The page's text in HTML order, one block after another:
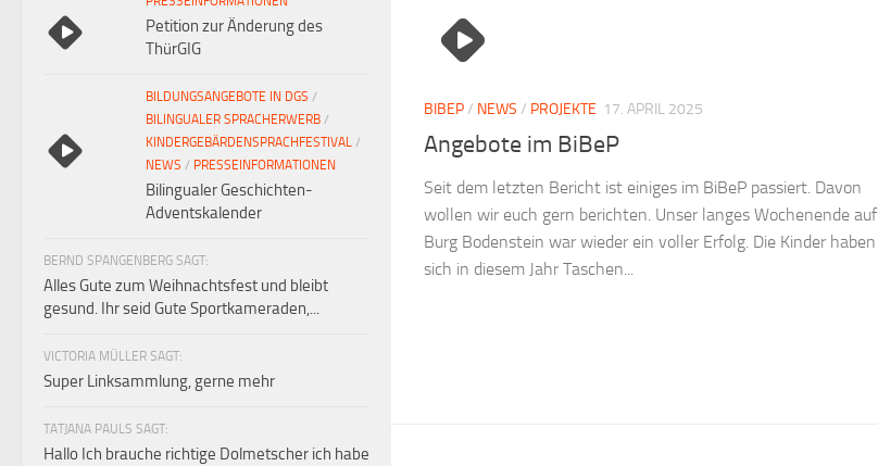
BIBEP/ NEWS / PROJEKTE 17. APRIL 2025
Angebote im BiBeP
Seit dem letzten Bericht ist einiges im BiBeP passiert. Davon
wollen wir euch gern berichten. Unser langes Wochenende auf
Burg Bodenstein war wieder ein voller Erfolg. Die Kinder haben
sich in diesem Jahr Taschen...
Petition zur Änderung des
ThürGIG
BILDUNGSANGEBOTE IN DGS /
BILINGUALER SPRACHERWERB /
KINDERGEBÄRDENSPRACHFESTIVAL /
NEWS / PRESSEINFORMATIONEN
Bilingualer Geschichten-
Adventskalender
BERND SPANGENBERG SAGT:
Alles Gute zum Weihnachtsfest und bleibt
gesund. Ihr seid Gute Sportkameraden,...
VICTORIA MÜLLER SAGT:
Super Linksammlung, gerne mehr
TATJANA PAULS SAGT:
Hallo Ich brauche richtige Dolmetscher ich habe